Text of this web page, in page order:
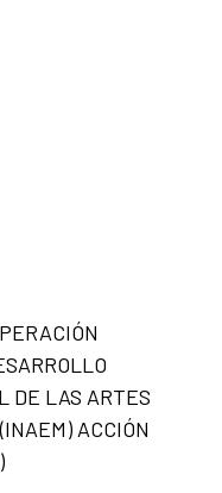
DE LAS ARTES
ACCIÓN